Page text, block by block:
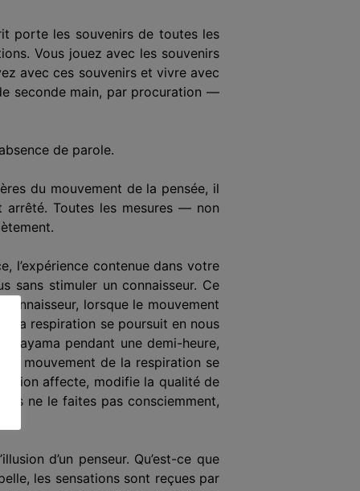
porte les souvenirs de toutes les
Vous jouez avec les souvenirs
avec ces souvenirs et vivre avec
seconde main, par procuration —
de parole.
du mouvement de la pensée, il
arrêté. Toutes les mesures — non
l’expérience contenue dans votre
sans stimuler un connaisseur. Ce
lorsque le mouvement
la respiration se poursuit en nous
pendant une demi-heure,
le mouvement de la respiration se
affecte, modifie la qualité de
ne le faites pas consciemment,
d’un penseur. Qu’est-ce que
les sensations sont reçues par